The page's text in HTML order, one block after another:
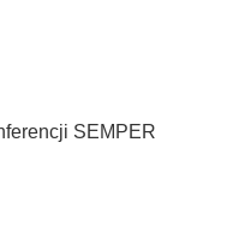
SEMPER